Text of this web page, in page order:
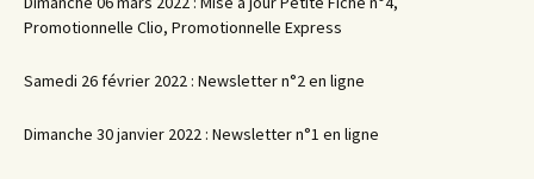
Promotionnelle Clio, Promotionnelle Express
Samedi 26 février 2022 : Newsletter n°2 en ligne
Dimanche 30 janvier 2022 : Newsletter n°1 en ligne